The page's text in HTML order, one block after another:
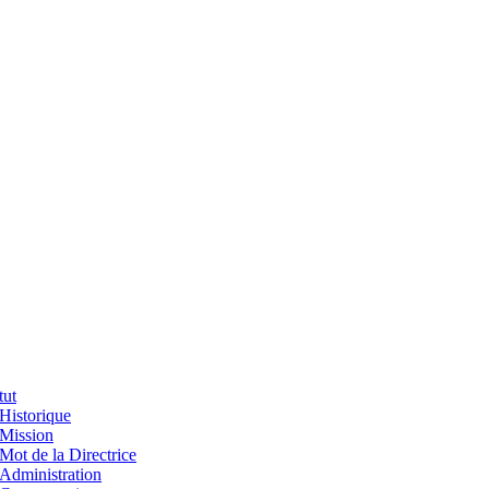
Historique
Mission
Mot de la Directrice
Administration